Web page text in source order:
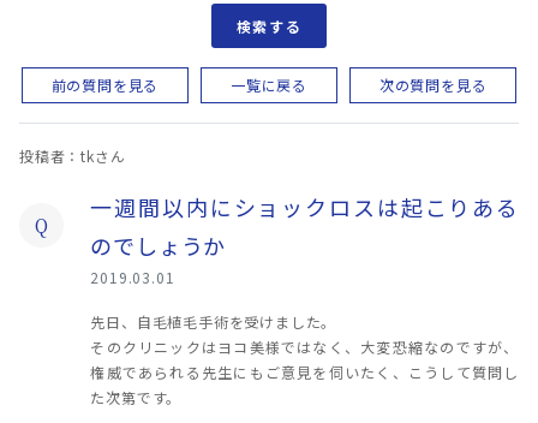
検索する
前の質問を見る 一覧に戻る 次の質問を見る
投稿者：tkさん
Q
一週間以内にショックロスは起こりある
のでしょうか
2019.03.01
先日、自毛植毛手術を受けました。
そのクリニックはヨコ美様ではなく、大変恐縮なのですが、
権威であられる先生にもご意見を伺いたく、こうして質問し
た次第です。